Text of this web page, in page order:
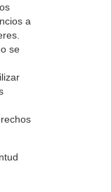
a
se